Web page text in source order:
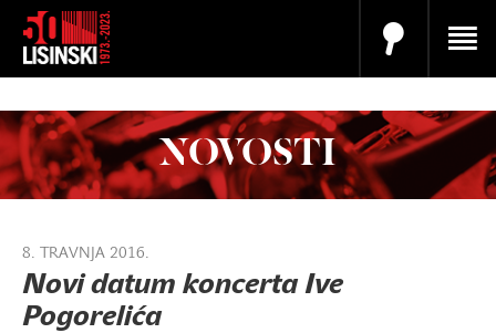
NOVOSTI
8. TRAVNJA 2016.
Novi datum koncerta Ive
Pogorelića